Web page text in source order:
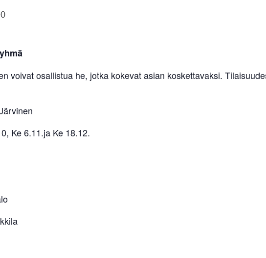
voivat osallistua he, jotka kokevat asian koskettavaksi.
Ke 6.11.ja Ke 18.12.